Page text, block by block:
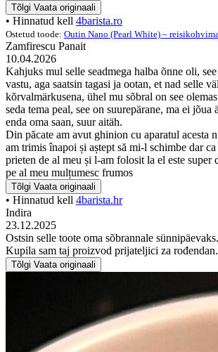
Tõlgi Vaata originaali
• Hinnatud kell 4barista.ro
Ostetud toode: Outin Nano (Pearl White) –
Zamfirescu Panait
10.04.2026
Kahjuks mul selle seadmega halba õnne oli,
vastu, aga saatsin tagasi ja ootan, et nad selle
kõrvalmärkusena, ühel mu sõbral on see
seda tema peal, see on suurepärane, ma ei jõua
enda oma saan, suur aitäh.
Din păcate am avut ghinion cu aparatul acesta
am trimis înapoi și aștept să mi-l schimbe dar
prieten de al meu și l-am folosit la el este super
pe al meu mulțumesc frumos
Tõlgi Vaata originaali
• Hinnatud kell 4barista.hr
Indira
23.12.2025
Ostsin selle toote oma sõbrannale
Kupila sam taj proizvod prijateljici za
Tõlgi Vaata originaali